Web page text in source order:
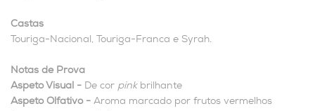
Castas
Touriga-Nacional, Touriga-Franca e Syrah.
Notas de Prova
Aspeto Visual - De cor pink brilhante
Aspeto Olfativo - Aroma marcado por frutos vermelhos